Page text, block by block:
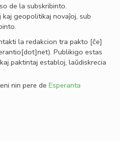
de la subskribinto.
kaj geopolitikaj novaĵoj, sub
la redakcion tra pakto [ĉe]
. Publikigo estas
paktintaj establoj, laŭdiskrecia
nin pere de Esperanta